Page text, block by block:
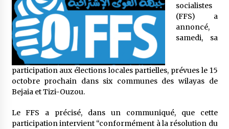
Le bouc de l’Au-delà
5 ans ago
Le monstrueux vieillard (Un récit du Sud
algérien)
Rencontre nocturne dans le désert (Un conte
touareg)
socialistes
(FFS) a
annoncé,
samedi, sa
participation aux élections locales partielles, prévues le 15
octobre prochain dans six communes des wilayas de
Bejaia et Tizi-Ouzou.
Le FFS a précisé, dans un communiqué, que cette
participation intervient “conformément à la résolution du